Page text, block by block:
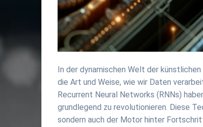
In der dynamischen Welt der
die Art und Weise, wie wir Daten
Recurrent Neural Networks (RNNs)
grundlegend zu revolutionieren. Diese
sondern auch der Motor hinter